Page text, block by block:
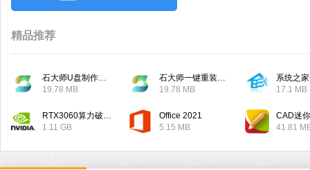
精品推荐
19.78 MB
19.78 MB
系统之
17.1 MB
1.11 GB
Office 2021
5.15 MB
CAD迷
41.81